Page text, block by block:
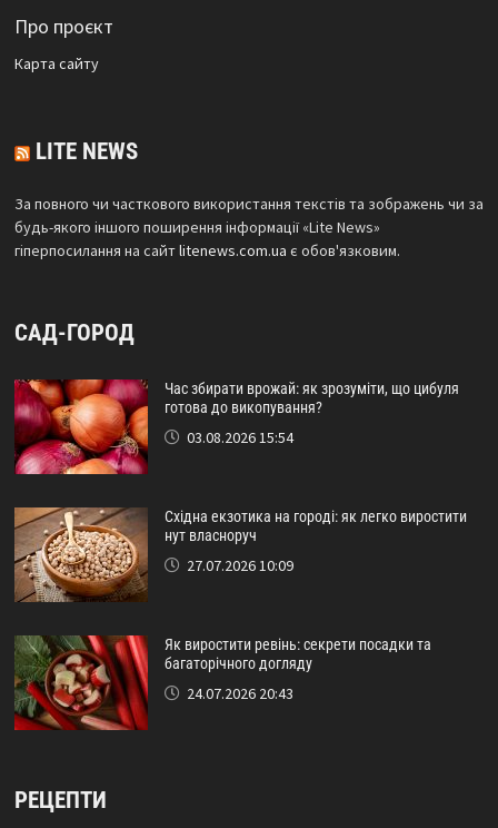
Про проєкт
Карта сайтy
LITE NEWS
За повного чи часткового використання текстів та зображень чи за
будь-якого іншого поширення інформації «Lite News»
гіперпосилання на сайтlitenews.com.ua є обов'язковим.
САД-ГОРОД
Час збирати врожай: як зрозуміти, що цибуля
готова до викопування?
03.08.2026 15:54
Східна екзотика на городі: як легко виростити
нут власноруч
27.07.2026 10:09
Як виростити ревінь: секрети посадки та
багаторічного догляду
24.07.2026 20:43
РЕЦЕПТИ